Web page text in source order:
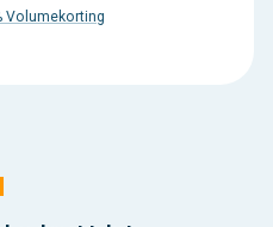
Volumekorting